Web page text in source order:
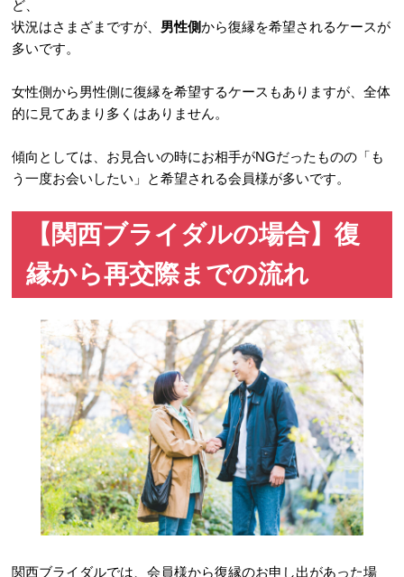
ど、
状況はさまざまですが、 男性側から復縁を希望されるケースが
多いです。
女性側から男性側に復縁を希望するケースもありますが、全体
的に見てあまり多くはありません。
傾向としては、お見合いの時にお相手がNGだったものの「も
う一度お会いしたい」と希望される会員様が多いです。
【関西ブライダルの場合】復
縁から再交際までの流れ
関西ブライダルでは、会員様から復縁のお申し出があった場